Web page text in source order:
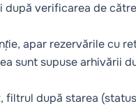
după verificarea de
, apar rezervările cu
sunt supuse arhivării
după starea